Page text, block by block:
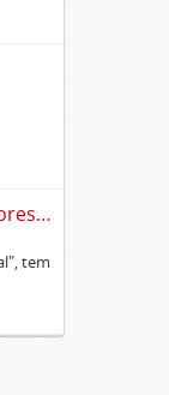
Sumário alfabético dos documentos existentes no Cartório da Ilustríssima e Excelentíssima Casa dos senhores condes de Palma, Óbidos e Sabugal
tem